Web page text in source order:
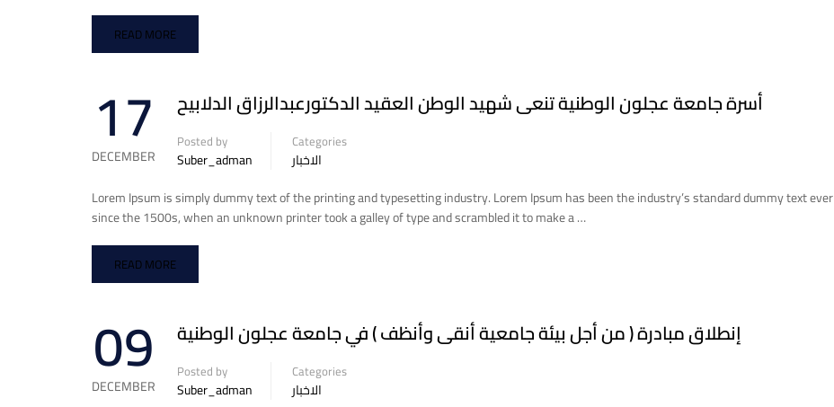
READ MORE
17
DECEMBER
أسرة جامعة عجلون الوطنية تنعى شهيد الوطن العقيد الدكتورعبدالرزاق الدلابيح
Posted by
Suber_adman
Categories
الاخبار
Lorem Ipsum is simply dummy text of the printing and typesetting industry. Lorem Ipsum has been the industry’s standard dummy text ever
since the 1500s, when an unknown printer took a galley of type and scrambled it to make a …
READ MORE
09
DECEMBER
إنطلاق مبادرة ( من أجل بيئة جامعية أنقى وأنظف ) في جامعة عجلون الوطنية
Posted by
Suber_adman
Categories
الاخبار